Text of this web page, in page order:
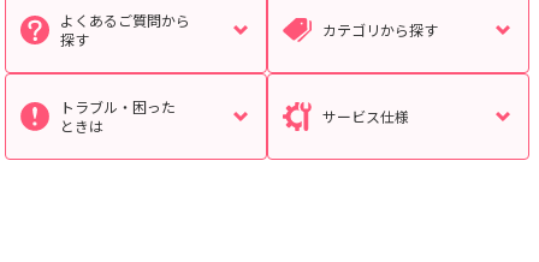
検索対象
よくあるご質問から
探す
カテゴリから探す
トラブル・困った
ときは
サービス仕様